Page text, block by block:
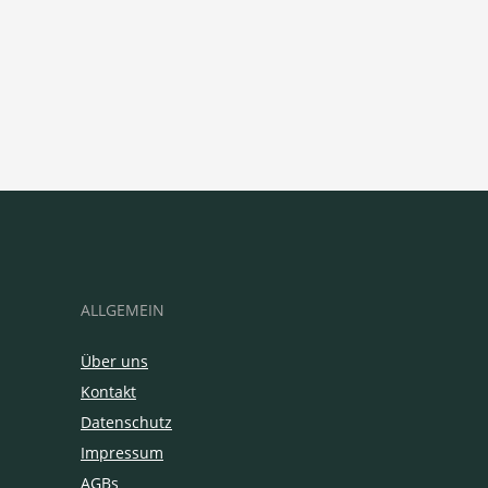
ALLGEMEIN
Über uns
Kontakt
Datenschutz
Impressum
AGBs